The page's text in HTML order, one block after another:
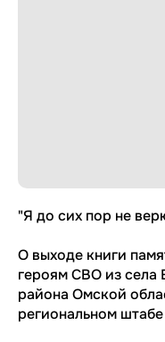
"Я до сих пор не
О выходе книги
героям СВО из села
района Омской
региональном